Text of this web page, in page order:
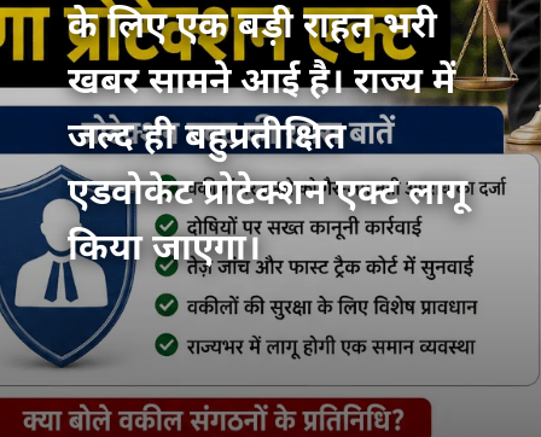
के लिए एक बड़ी राहत भरी
खबर सामने आई है। राज्य में
जल्द ही बहुप्रतीक्षित
एडवोकेट प्रोटेक्शन एक्ट लागू
किया जाएगा।